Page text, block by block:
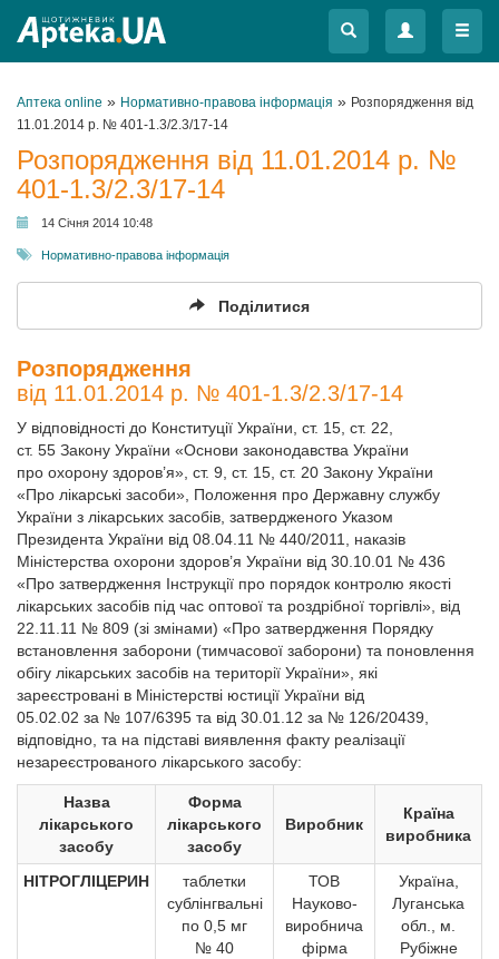
Меню
Меню
Аптека online » Нормативно-правова інформація » Розпорядження від
11.01.2014 р. № 401-1.3/2.3/17-14
Розпорядження від 11.01.2014 р. №
401-1.3/2.3/17-14
14 Січня 2014 10:48
Нормативно-правова інформація
Поділитися
Розпорядження
від 11.01.2014 р. № 401-1.3/2.3/17-14
У відповідності до Конституції України, ст. 15, ст. 22,
ст. 55 Закону України «Основи законодавства України
про охорону здоров’я», ст. 9, ст. 15, ст. 20 Закону України
«Про лікарські засоби», Положення про Державну службу
України з лікарських засобів, затвердженого Указом
Президента України від 08.04.11 № 440/2011, наказів
Міністерства охорони здоров’я України від 30.10.01 № 436
«Про затвердження Інструкції про порядок контролю якості
лікарських засобів під час оптової та роздрібної торгівлі», від
22.11.11 № 809 (зі змінами) «Про затвердження Порядку
встановлення заборони (тимчасової заборони) та поновлення
обігу лікарських засобів на території України», які
зареєстровані в Міністерстві юстиції України від
05.02.02 за № 107/6395 та від 30.01.12 за № 126/20439,
відповідно, та на підставі виявлення факту реалізації
незареєстрованого лікарського засобу:
Назва
лікарського
засобу
Форма
лікарського
засобу
Виробник
Країна
виробника
НІТРОГЛІЦЕРИН
таблетки
сублінгвальні
по 0,5 мг
№ 40
ТОВ
Науково-
виробнича
фірма
Україна,
Луганська
обл., м.
Рубіжне